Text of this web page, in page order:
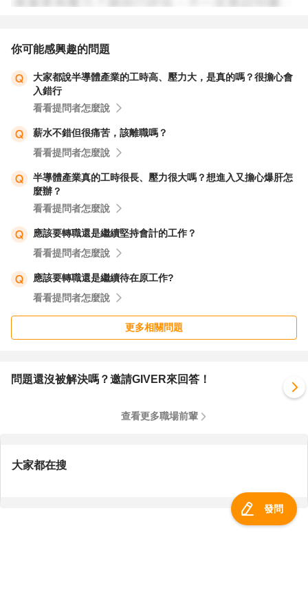
持身心健康。每個人的舒壓方式可能不同，請保持開放心
你可能感興趣的問題
大家都說半導體產業的工時高、壓力大，是真的嗎？很擔心會
入錯行
看看提問者怎麼說
薪水不錯但很痛苦，該離職嗎？
看看提問者怎麼說
半導體產業真的工時很長、壓力很大嗎？想進入又擔心爆肝怎
麼辦？
看看提問者怎麼說
應該要轉職還是繼續堅持會計的工作？
看看提問者怎麼說
應該要轉職還是繼續待在原工作?
看看提問者怎麼說
更多相關問題
問題還沒被解決嗎？邀請GIVER來回答！
查看更多職場前輩
大家都在搜
發問